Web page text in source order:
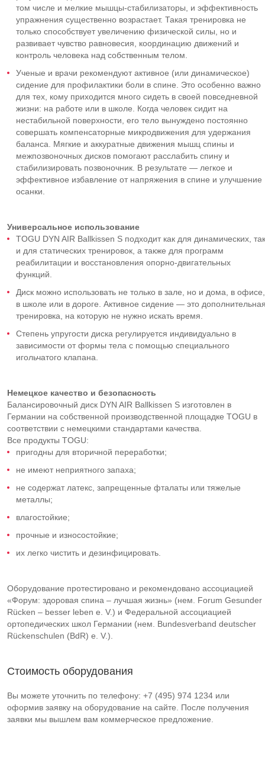
том числе и мелкие мышцы-стабилизаторы, и эффективность
упражнения существенно возрастает. Такая тренировка не
только способствует увеличению физической силы, но и
развивает чувство равновесия, координацию движений и
контроль человека над собственным телом.
Ученые и врачи рекомендуют активное (или динамическое)
сидение для профилактики боли в спине. Это особенно важно
для тех, кому приходится много сидеть в своей повседневной
жизни: на работе или в школе. Когда человек сидит на
нестабильной поверхности, его тело вынуждено постоянно
совершать компенсаторные микродвижения для удержания
баланса. Мягкие и аккуратные движения мышц спины и
межпозвоночных дисков помогают расслабить спину и
стабилизировать позвоночник. В результате — легкое и
эффективное избавление от напряжения в спине и улучшение
осанки.
Универсальное использование
TOGU DYN AIR Ballkissen S подходит как для динамических, так
и для статических тренировок, а также для программ
реабилитации и восстановления опорно-двигательных
функций.
Диск можно использовать не только в зале, но и дома, в офисе,
в школе или в дороге. Активное сидение — это
тренировка, на которую не нужно искать время.
Степень упругости диска регулируется индивидуально в
зависимости от формы тела с помощью специального
игольчатого клапана.
Немецкое качество и безопасность
Балансировочный диск DYN AIR Ballkissen S изготовлен в
Германии на собственной производственной площадке TOGU в
соответствии с немецкими стандартами качества.
Все продукты TOGU:
пригодны для вторичной переработки;
не имеют неприятного запаха;
не содержат латекс, запрещенные фталаты или тяжелые
металлы;
влагостойкие;
прочные и износостойкие;
их легко чистить и дезинфицировать.
Оборудование протестировано и рекомендовано ассоциацией
«Форум: здоровая спина – лучшая жизнь» (нем. Forum Gesunder
Rücken – besser leben e. V.) и Федеральной ассоциацией
ортопедических школ Германии (нем. Bundesverband deutscher
Rückenschulen (BdR) e. V.).
Стоимость оборудования
Вы можете уточнить по телефону: +7 (495) 974 1234 или
оформив заявку на оборудование на сайте. После получения
заявки мы вышлем вам коммерческое предложение.